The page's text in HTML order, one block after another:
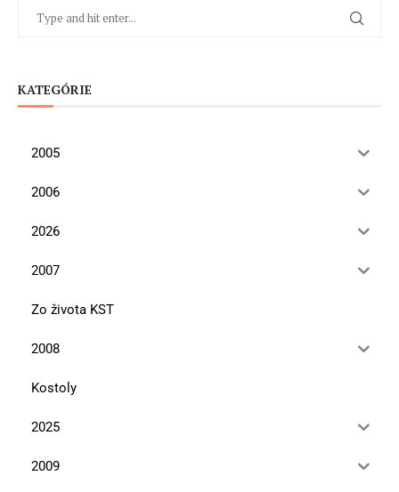
KATEGÓRIE
2005
2006
2026
2007
Zo života KST
2008
Kostoly
2025
2009